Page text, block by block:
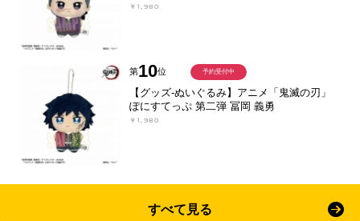
￥1,980
第10位
【グッズ-ぬいぐるみ】アニメ「鬼滅の刃」
ぽにすてっぷ 第二弾 冨岡 義勇
￥1,980
予約受付中
すべて見る